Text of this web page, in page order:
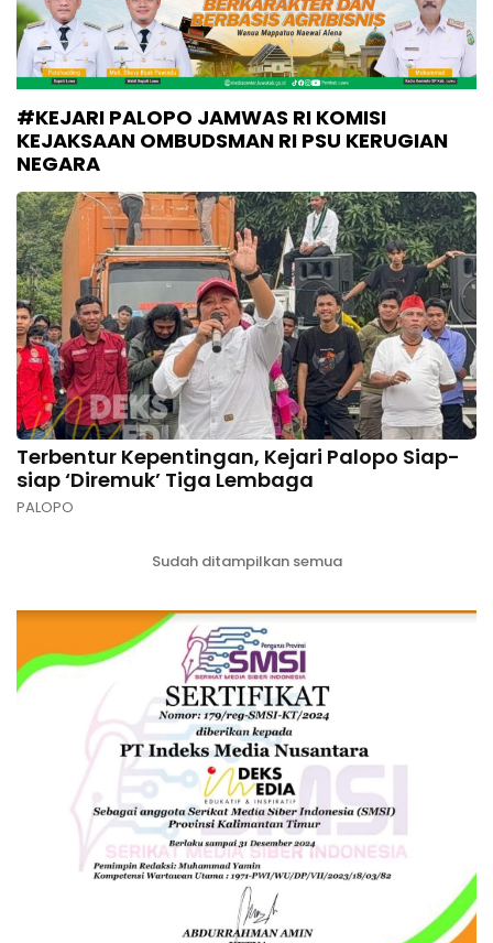
#KEJARI PALOPO JAMWAS RI KOMISI
KEJAKSAAN OMBUDSMAN RI PSU KERUGIAN
NEGARA
Terbentur Kepentingan, Kejari Palopo Siap-
siap ‘Diremuk’ Tiga Lembaga
PALOPO
Sudah ditampilkan semua